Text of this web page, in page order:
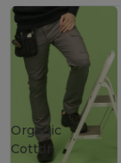
Organic
Cotton